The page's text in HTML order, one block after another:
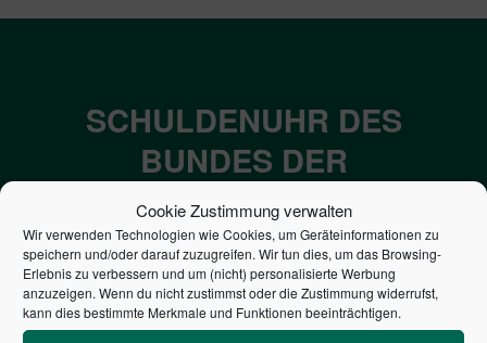
Cookie Zustimmung verwalten
Wir verwenden Technologien wie Cookies, um Geräteinformationen zu
speichern und/oder darauf zuzugreifen. Wir tun dies, um das Browsing-
Erlebnis zu verbessern und um (nicht) personalisierte Werbung
anzuzeigen. Wenn du nicht zustimmst oder die Zustimmung widerrufst,
kann dies bestimmte Merkmale und Funktionen beeinträchtigen.
SCHULDENUHR DES
BUNDES DER
STEUERZAHLER
7,052€
NEUVERSCHULDUNG
PRO SEKUNDE